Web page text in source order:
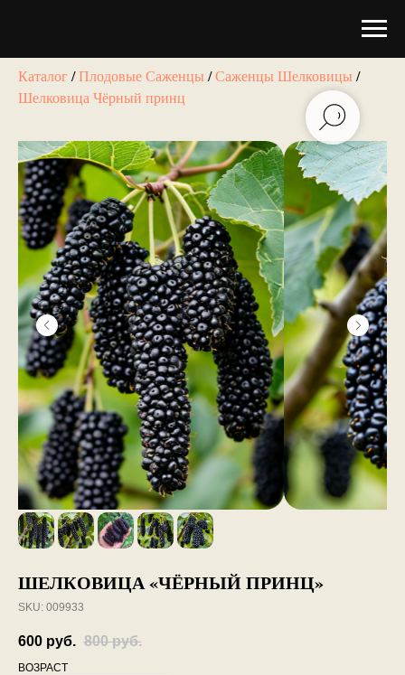
Каталог /Плодовые Саженцы /Саженцы Шелковицы /
Шелковица Чёрный принц
ШЕЛКОВИЦА «ЧЁРНЫЙ ПРИНЦ»
SKU: 009933
600 руб. 800 руб.
ВОЗРАСТ